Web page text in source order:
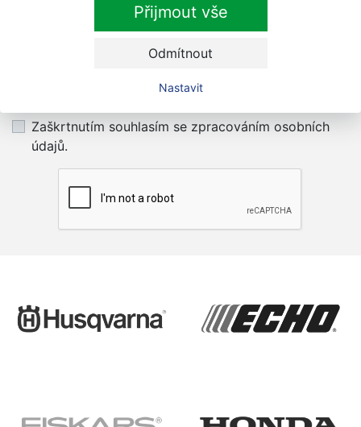
Přijmout vše
Odmítnout
Nastavit
Přihlaste se k odběru novinek
Zaškrtnutím souhlasím se zpracováním osobních
údajů.